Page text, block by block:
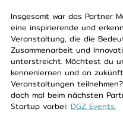
Insgesamt war das Partner
eine inspirierende und
Veranstaltung, die die
Zusammenarbeit und
unterstreicht. Möchtest du
kennenlernen und an
Veranstaltungen
doch mal beim nächsten
Startup vorbei: DGZ Events.